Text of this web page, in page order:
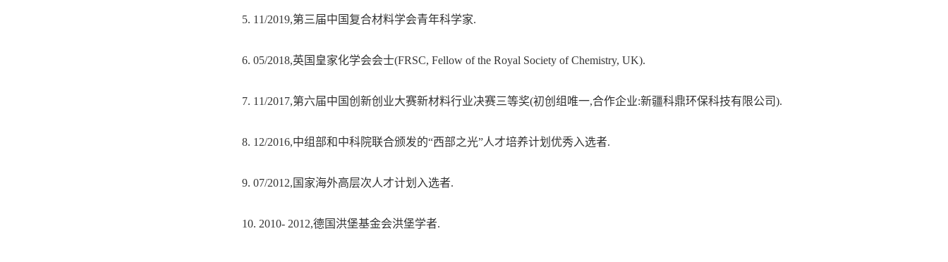
5. 11/2019,第三届中国复合材料学会青年科学家.
6.05/2018,英国皇家化学会会士(FRSC, Fellow of the Royal Society of Chemistry, UK).
7. 11/2017,第六届中国创新创业大赛新材料行业决赛三等奖(初创组唯一,合作企业:新疆科鼎环保科技有限公司).
8. 12/2016,中组部和中科院联合颁发的“西部之光”人才培养计划优秀入选者.
9.07/2012,国家海外高层次人才计划入选者.
10. 2010- 2012,德国洪堡基金会洪堡学者.